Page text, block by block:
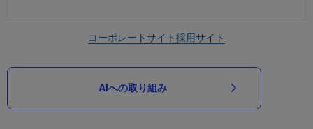
コーポレートサイト採用サイト
AIへの取り組み